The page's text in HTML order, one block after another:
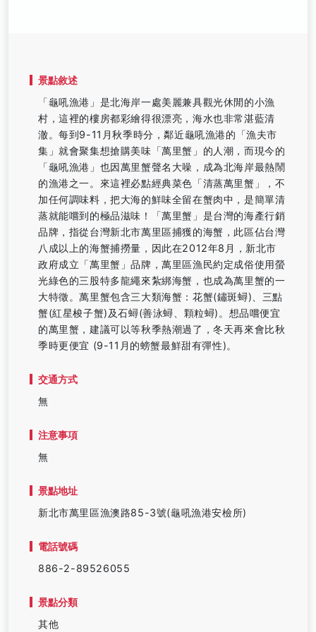
景點敘述
「龜吼漁港」是北海岸一處美麗兼具觀光休閒的小漁
村，這裡的樓房都彩繪得很漂亮，海水也非常湛藍清
澈。每到9-11月秋季時分，鄰近龜吼漁港的「漁夫市
集」就會聚集想搶購美味「萬里蟹」的人潮，而現今的
「龜吼漁港」也因萬里蟹聲名大噪，成為北海岸最熱鬧
的漁港之一。來這裡必點經典菜色「清蒸萬里蟹」，不
加任何調味料，把大海的鮮味全留在蟹肉中，是簡單清
蒸就能嚐到的極品滋味！「萬里蟹」是台灣的海產行銷
品牌，指從台灣新北市萬里區捕獲的海蟹，此區佔台灣
八成以上的海蟹捕撈量，因此在2012年8月，新北市
政府成立「萬里蟹」品牌，萬里區漁民約定成俗使用螢
光綠色的三股特多龍繩來紮綁海蟹，也成為萬里蟹的一
大特徵。萬里蟹包含三大類海蟹：花蟹(鏽斑蟳)、三點
蟹(紅星梭子蟹)及石蟳(善泳蟳、顆粒蟳)。想品嚐便宜
的萬里蟹，建議可以等秋季熱潮過了，冬天再來會比秋
季時更便宜 (9-11月的螃蟹最鮮甜有彈性)。
交通方式
無
注意事項
無
景點地址
新北市萬里區漁澳路85-3號(龜吼漁港安檢所)
電話號碼
886-2-89526055
景點分類
其他